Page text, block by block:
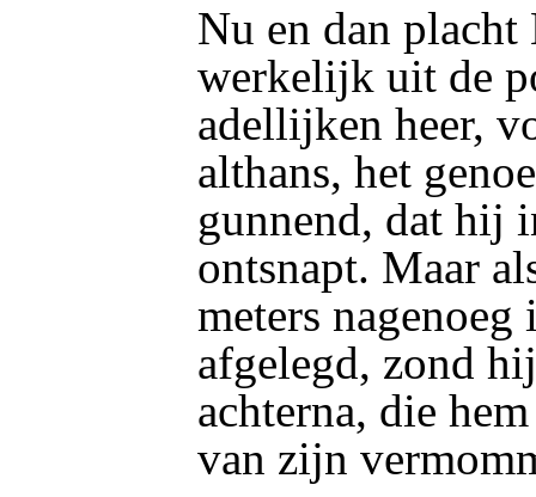
Nu en dan
werkelijk uit de
adellijken heer,
althans, het
gunnend, dat hij
ontsnapt. Maar
meters
afgelegd, zond
achterna, die
van zijn